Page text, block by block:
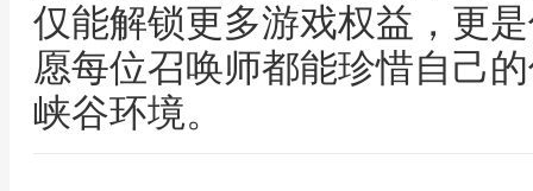
仅能解锁更多游戏权益，更
愿每位召唤师都能珍惜自己
峡谷环境。